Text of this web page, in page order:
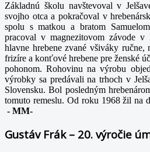
Základnú školu navštevoval v
svojho otca a pokračoval v
spolu s matkou a bratom
pracoval v magnezitovom závode v
hlavne hrebene zvané všiváky ručne,
frizíre a konťové hrebene pre ženské
pohonom. Rohovinu na výrobu
výrobky sa predávali na trhoch v
Slovensku. Bol posledným
tomuto remeslu. Od roku 1968 žil na
- MM-
Gustáv Frák – 20. výročie